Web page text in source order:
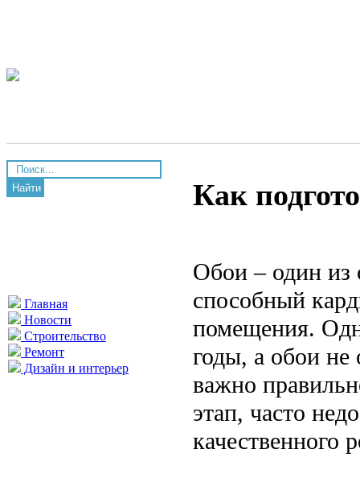
Найти
Главная
Новости
Строительство
Ремонт
Дизайн и интерьер
Как
Обои – один из
способный
помещения.
годы, а обои не
важно
этап, часто
качественного